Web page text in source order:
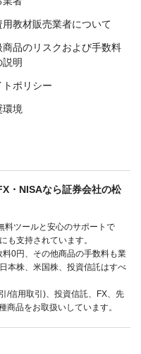
用教材販売業者について
商品のリスクおよび手数料
説明
トポリシー
環境
・NISAなら証券会社の松
料ツールと安心のサポートで
も支持されています。
0円、その他商品の手数料も業
本株、米国株、投資信託はすべ
/信用取引)、投資信託、FX、先
品をお取扱いしています。